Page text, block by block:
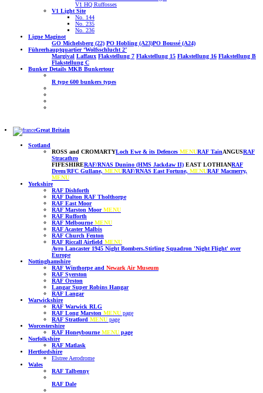
V1 HQ Ruffosses
V1 Light Site
No. 144
No. 235
No. 236
Ligne Maginot
GO Michelsberg (22) PO Hobling (A23)PO Boussé (A24)
Führerhauptquartier ‘Wolfsschlucht 2’
Margival Laffaux Flakstellung 7 Flakstellung 15 Flakstellung 16 Flakstellung B
Flakstellung C
Bunker Details MKB Bunkertour
R type600 bunkers types
Great Britain
Scotland
ROSS and CROMARTYLoch Ewe & its Defences MENURAF TainANGUSRAF
Stracathro
FIFESHIRERAF/RNAS Dunino (HMS Jackdaw II) EAST LOTHIANRAF
Drem/RFC Gullane, MENURAF/RNAS East Fortune, MENURAF Macmerry,
MENU
Yorkshire
RAF Dishforth
RAF Dalton RAF Tholthorpe
RAF East Moor
RAF Marston MoorMENU
RAF Rufforth
RAF MelbourneMENU
RAF Acaster Malbis
RAF Church Fenton
RAF Riccall Airfield MENU
Avro Lancaster 1945 Night Bombers.Stirling Squadron 'Night Flight' over
Europe
Nottinghamshire
RAF Winthorpe and Newark Air Museum
RAF Syerston
RAF Orston
Langar Super Robins Hangar
RAF Langar
Warwickshire
RAF Warwick RLG
RAF Long Marston MENU page
RAF Stratford MENU page
Worcestershire
RAF HoneybourneMENU page
Norfolkshire
RAF Matlask
Hertfordshire
Elstree Aerodrome
Wales
RAF Talbenny
RAF Dale